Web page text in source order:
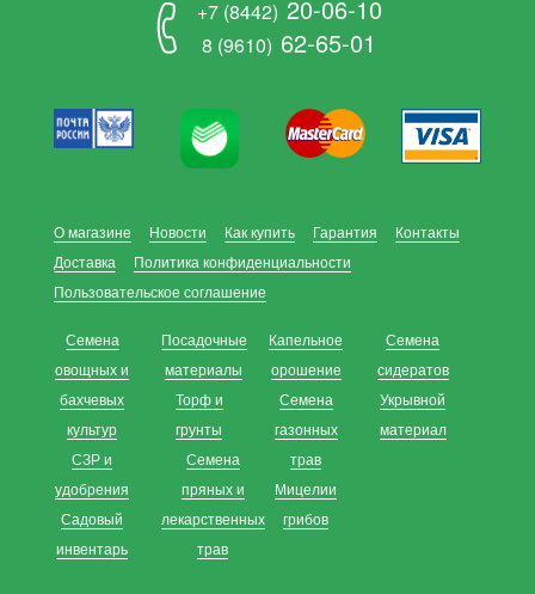
+7 (8442) 20-06-10
8 (9610) 62-65-01
О магазине Новости Как купить Гарантия
Контакты
Доставка
Политика конфиденциальности
Пользовательское соглашение
Семена
овощных и
бахчевых
культур
СЗР и
удобрения
Садовый
инвентарь
Посадочные
материалы
Торф и
грунты
Семена
пряных и
лекарственных
трав
Капельное
орошение
Семена
газонных
трав
Мицелии
грибов
Семена
сидератов
Укрывной
материал